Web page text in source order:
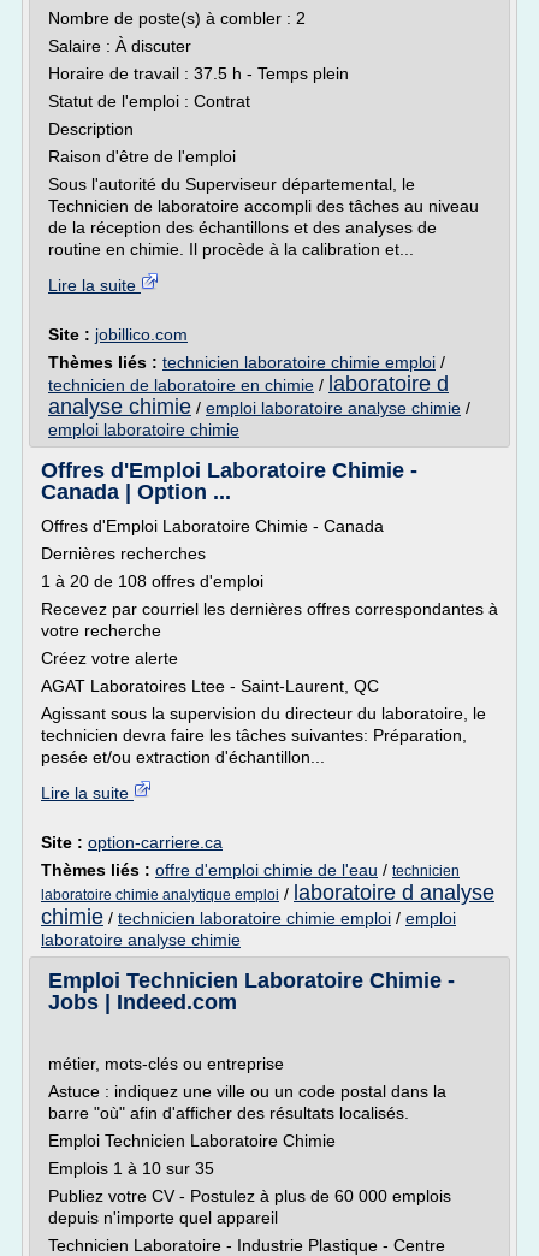
Nombre de poste(s) à combler : 2
Salaire : À discuter
Horaire de travail : 37.5 h - Temps plein
Statut de l'emploi : Contrat
Description
Raison d'être de l'emploi
Sous l'autorité du Superviseur départemental, le
Technicien de laboratoire accompli des tâches au niveau
de la réception des échantillons et des analyses de
routine en chimie. Il procède à la calibration et...
Lire la suite
Site : jobillico.com
Thèmes liés : technicien laboratoire chimie emploi /
technicien de laboratoire en chimie / laboratoire d
analyse chimie / emploi laboratoire analyse chimie /
emploi laboratoire chimie
Offres d'Emploi Laboratoire Chimie -
Canada | Option ...
Offres d'Emploi Laboratoire Chimie - Canada
Dernières recherches
1 à 20 de 108 offres d'emploi
Recevez par courriel les dernières offres correspondantes à
votre recherche
Créez votre alerte
AGAT Laboratoires Ltee - Saint-Laurent, QC
Agissant sous la supervision du directeur du laboratoire, le
technicien devra faire les tâches suivantes: Préparation,
pesée et/ou extraction d'échantillon...
Lire la suite
Site : option-carriere.ca
Thèmes liés : offre d'emploi chimie de l'eau / technicien
laboratoire chimie analytique emploi / laboratoire d analyse
chimie / technicien laboratoire chimie emploi / emploi
laboratoire analyse chimie
Emploi Technicien Laboratoire Chimie -
Jobs | Indeed.com
métier, mots-clés ou entreprise
Astuce : indiquez une ville ou un code postal dans la
barre "où" afin d'afficher des résultats localisés.
Emploi Technicien Laboratoire Chimie
Emplois 1 à 10 sur 35
Publiez votre CV - Postulez à plus de 60 000 emplois
depuis n'importe quel appareil
Technicien Laboratoire - Industrie Plastique - Centre